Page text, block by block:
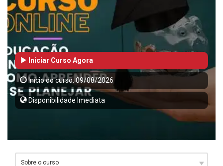
Iniciar Curso Agora
Início do curso: 09/08/2026
Disponibilidade Imediata